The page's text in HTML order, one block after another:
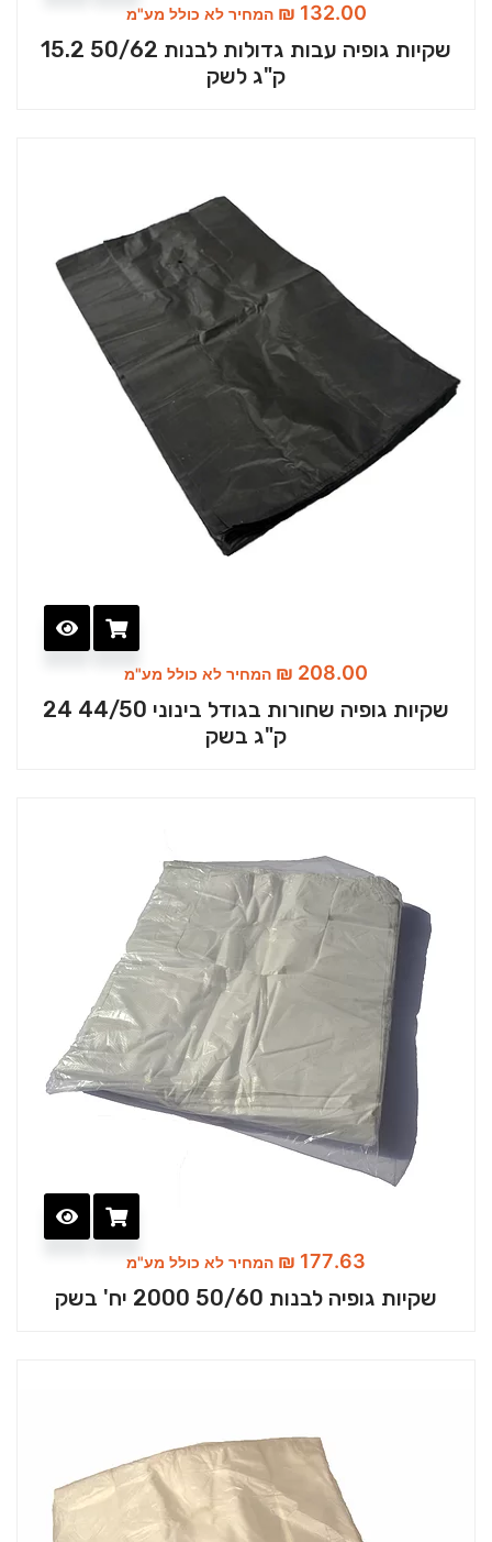
₪ 132.00 המחיר לא כולל מע"מ
שקיות גופיה עבות גדולות לבנות 50/62 15.2
ק"ג לשק
₪ 208.00 המחיר לא כולל מע"מ
שקיות גופיה שחורות בגודל בינוני 44/50 24
ק"ג בשק
₪ 177.63 המחיר לא כולל מע"מ
שקיות גופיה לבנות 50/60 2000 יח' בשק